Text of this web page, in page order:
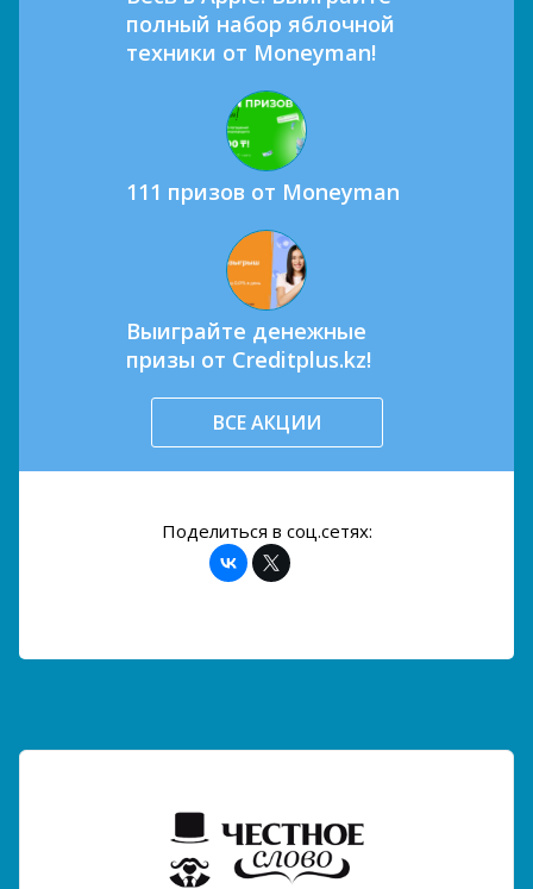
полный набор яблочной
техники от Moneyman!
111 призов от Moneyman
Выиграйте денежные
призы от Creditplus.kz!
ВСЕ АКЦИИ
Поделиться в соц.сетях: